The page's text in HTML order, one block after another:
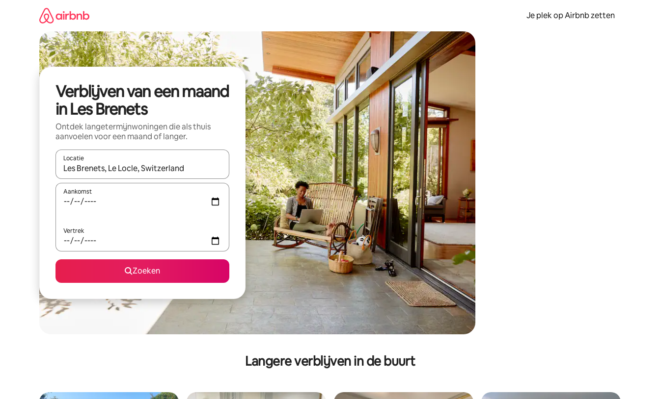
Je plek op Airbnb zetten
Verblijven van een maand
in Les Brenets
Ontdek langetermijnwoningen die als thuis
aanvoelen voor een maand of langer.
Locatie
Wanneer er resultaten beschikbaar zijn, maak je een keuze met je de pijltjestoetsen omhoog en omlaag, óf door te tikken of swipen.
Aankomst
Vertrek
Zoeken
Langere verblijven in de buurt